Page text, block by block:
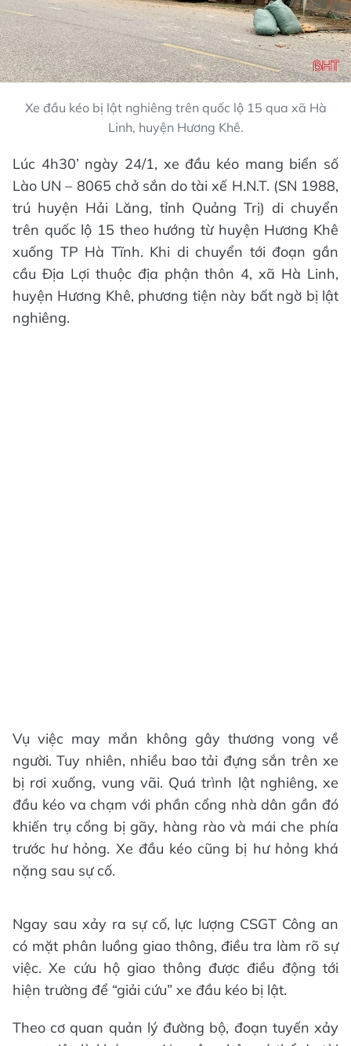
Xe đầu kéo bị lật nghiêng trên quốc lộ 15 qua xã Hà
Linh, huyện Hương Khê.
Lúc 4h30’ ngày 24/1, xe đầu kéo mang biển số
Lào UN – 8065 chở sắn do tài xế H.N.T. (SN 1988,
trú huyện Hải Lăng, tỉnh Quảng Trị) di chuyển
trên quốc lộ 15 theo hướng từ huyện Hương Khê
xuống TP Hà Tĩnh. Khi di chuyển tới đoạn gần
cầu Địa Lợi thuộc địa phận thôn 4, xã Hà Linh,
huyện Hương Khê, phương tiện này bất ngờ bị lật
nghiêng.
Vụ việc may mắn không gây thương vong về
người. Tuy nhiên, nhiều bao tải đựng sắn trên xe
bị rơi xuống, vung vãi. Quá trình lật nghiêng, xe
đầu kéo va chạm với phần cổng nhà dân gần đó
khiến trụ cổng bị gãy, hàng rào và mái che phía
trước hư hỏng. Xe đầu kéo cũng bị hư hỏng khá
nặng sau sự cố.
Ngay sau xảy ra sự cố, lực lượng CSGT Công an
có mặt phân luồng giao thông, điều tra làm rõ sự
việc. Xe cứu hộ giao thông được điều động tới
hiện trường để “giải cứu” xe đầu kéo bị lật.
Theo cơ quan quản lý đường bộ, đoạn tuyến xảy